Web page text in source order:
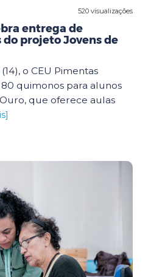
520 visualizações
entrega de
projeto Jovens de
o CEU Pimentas
quimonos para alunos
que oferece aulas